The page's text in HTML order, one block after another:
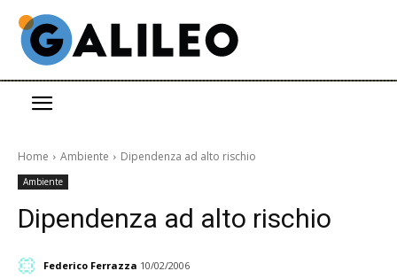
Home Ambiente Dipendenza ad alto rischio
Ambiente
Dipendenza ad alto rischio
Federico Ferrazza 10/02/2006